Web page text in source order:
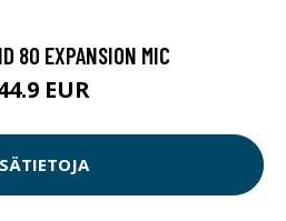
80 EXPANSION MIC
EUR